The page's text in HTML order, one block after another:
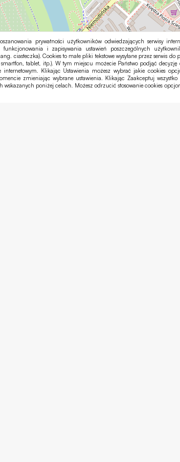
prywatności użytkowników odwiedzających serwisy
i zapisywania ustawień poszczególnych
ciasteczka). Cookies to małe pliki tekstowe wysyłane przez serwis
tablet, itp.). W tym miejscu możecie Państwo podjąć
internetowym. Klikając Ustawienia możesz wybrać jakie cookies
zmieniając wybrane ustawienia. Klikając Zaakceptuj
poniżej celach. Możesz odrzucić stosowanie cookies